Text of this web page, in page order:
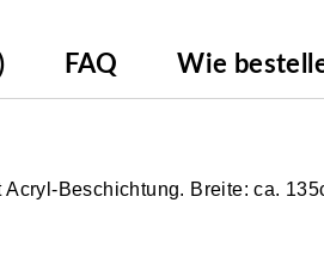
FAQ Wie
Beschichtung. Breite: ca.